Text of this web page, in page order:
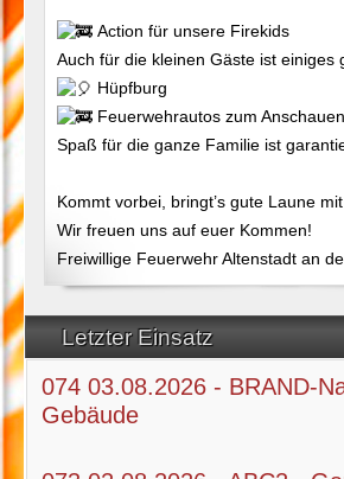
Letzter Einsatz
074 03.08.2026 - BRAND-
Gebäude
Action für unsere Firekids
Auch für die kleinen Gäste ist einiges
Hüpfburg
Feuerwehrautos zum
Spaß für die ganze Familie ist
Kommt vorbei, bringt’s gute Laune
Wir freuen uns auf euer Kommen!
Freiwillige Feuerwehr Altenstadt an